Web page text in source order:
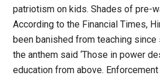
patriotism on kids. Shades of pre-
According to the Financial Times,
been banished from teaching
the anthem said ‘Those in power
education from above.